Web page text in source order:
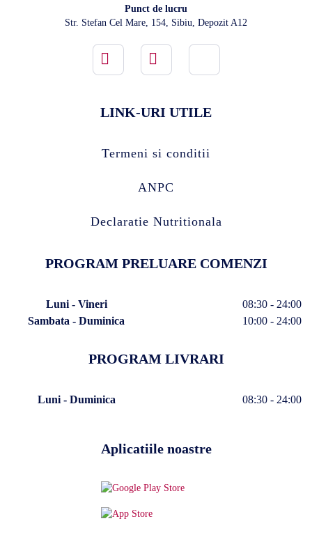
Punct de lucru
Str. Stefan Cel Mare, 154, Sibiu, Depozit A12
LINK-URI UTILE
Termeni si conditii
ANPC
Declaratie Nutritionala
PROGRAM PRELUARE COMENZI
Luni - Vineri
08:30 - 24:00
Sambata - Duminica
10:00 - 24:00
PROGRAM LIVRARI
Luni - Duminica 08:30 - 24:00
Aplicatiile noastre